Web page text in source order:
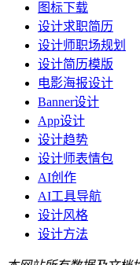
图标下载
设计求职简历
设计师职场规划
设计简历模版
电影海报设计
Banner设计
App设计
设计趋势
设计师表情包
AI创作
AI工具导航
设计风格
设计方法